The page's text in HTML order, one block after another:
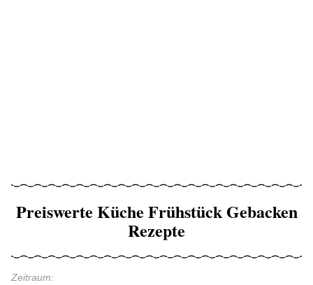
Preiswerte Küche Frühstück Gebacken
Rezepte
Zeitraum: